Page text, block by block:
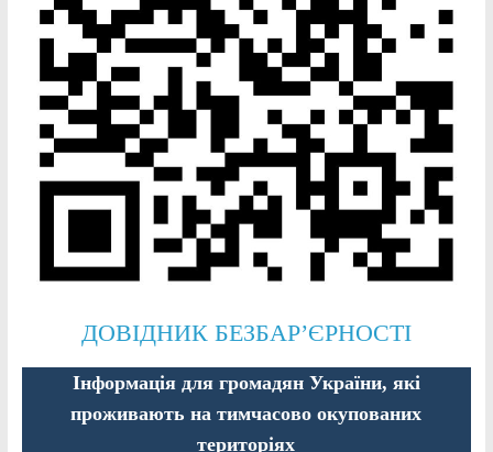
ДОВІДНИК БЕЗБАР’ЄРНОСТІ
Інформація для громадян України, які
проживають на тимчасово окупованих
територіях